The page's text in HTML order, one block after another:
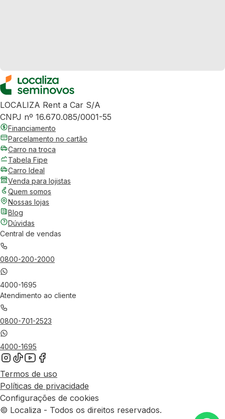
LOCALIZA Rent a Car S/A
CNPJ nº 16.670.085/0001-55
Financiamento
Parcelamento no cartão
Carro na troca
Tabela Fipe
Carro Ideal
Venda para lojistas
Quem somos
Nossas lojas
Blog
Dúvidas
Central de vendas
0800-200-2000
4000-1695
Atendimento ao cliente
0800-701-2523
4000-1695
Termos de uso
Políticas de privacidade
Configurações de cookies
© Localiza - Todos os direitos reservados.